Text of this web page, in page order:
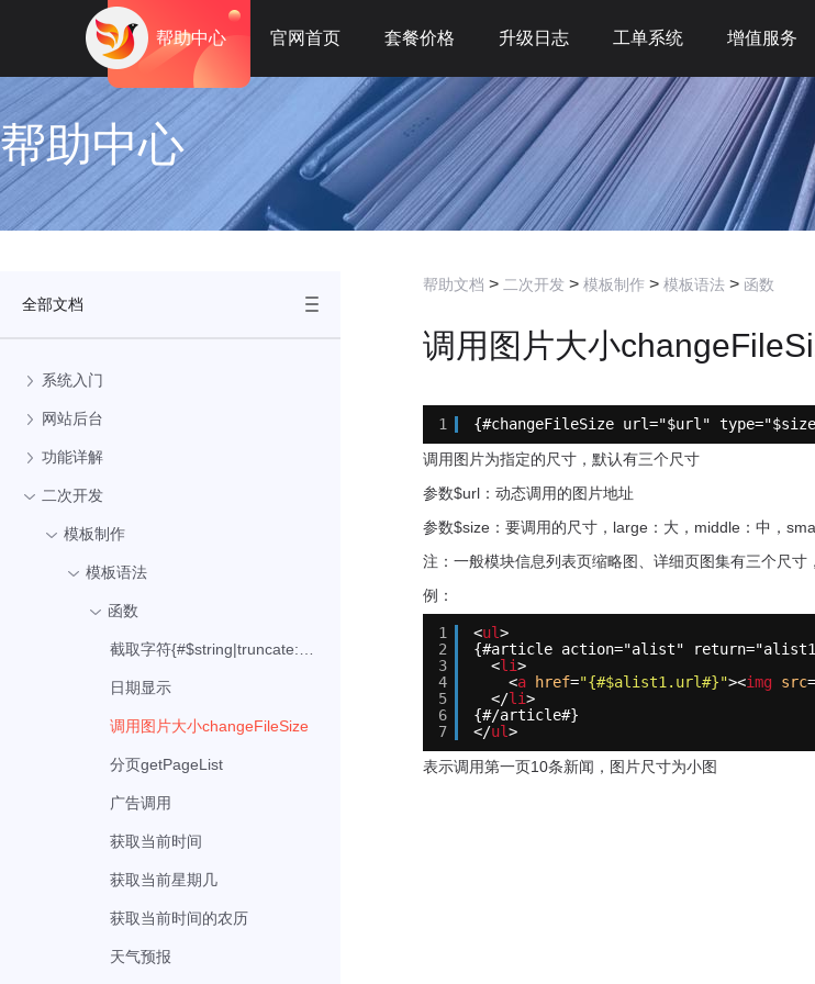
帮助中心 官网首页 套餐价格 升级日志 工单系统 增值服务
帮助中心
全部文档
系统入门
网站后台
功能详解
二次开发
模板制作
模板语法
函数
日期显示
调用图片大小changeFileSize
分页getPageList
广告调用
获取当前时间
获取当前星期几
获取当前时间的农历
天气预报
帮助文档 > 二次开发 > 模板制作 > 模板语法 > 函数
调用图片大小
1
{#changeFileSize url="$url"
调用图片为指定的尺寸，默认有三个尺寸
参数$url：动态调用的图片地址
参数$size：要调用的尺寸，large：大，middle：中，
注：一般模块信息列表页缩略图、详细页图集有三个尺
例：
1
2
3
4
5
6
7
<ul>
{#article action="alist" return="alist1"
<li>
<a href="{#$alist1.url#}"><img src=
</li>
{#/article#}
</ul>
表示调用第一页10条新闻，图片尺寸为小图